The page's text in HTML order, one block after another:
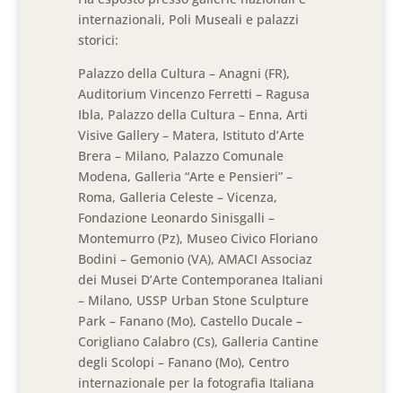
internazionali, Poli Museali e palazzi
storici:
Palazzo della Cultura – Anagni (FR),
Auditorium Vincenzo Ferretti – Ragusa
Ibla, Palazzo della Cultura – Enna, Arti
Visive Gallery – Matera, Istituto d’Arte
Brera – Milano, Palazzo Comunale
Modena, Galleria “Arte e Pensieri” –
Roma, Galleria Celeste – Vicenza,
Fondazione Leonardo Sinisgalli –
Montemurro (Pz), Museo Civico Floriano
Bodini – Gemonio (VA), AMACI Associaz
dei Musei D’Arte Contemporanea Italiani
– Milano, USSP Urban Stone Sculpture
Park – Fanano (Mo), Castello Ducale –
Corigliano Calabro (Cs), Galleria Cantine
degli Scolopi – Fanano (Mo), Centro
internazionale per la fotografia Italiana